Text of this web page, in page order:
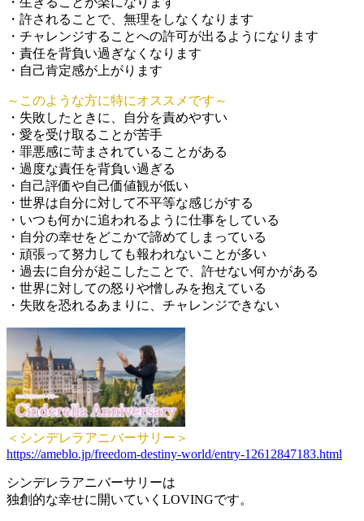
・許されることで、無理をしなくなります
・チャレンジすることへの許可が出るようになります
・責任を背負い過ぎなくなります
・自己肯定感が上がります
～このような方に特にオススメです～
・失敗したときに、自分を責めやすい
・愛を受け取ることが苦手
・罪悪感に苛まされていることがある
・過度な責任を背負い過ぎる
・自己評価や自己価値観が低い
・世界は自分に対して不平等な感じがする
・いつも何かに追われるように仕事をしている
・自分の幸せをどこかで諦めてしまっている
・頑張って努力しても報われないことが多い
・過去に自分が起こしたことで、許せない何かがある
・世界に対しての怒りや憎しみを抱えている
・失敗を恐れるあまりに、チャレンジできない
＜シンデレラアニバーサリー＞
https://ameblo.jp/freedom-destiny-world/entry-12612847183.html
シンデレラアニバーサリーは
独創的な幸せに開いていくLOVINGです。